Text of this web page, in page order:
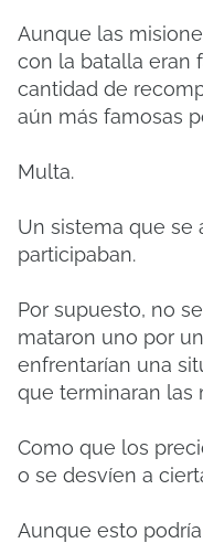
Aunque las
con la batalla eran
cantidad de
aún más famosas
Multa.
Un sistema que se
participaban.
Por supuesto, no
mataron uno por
enfrentarían una
que terminaran las
Como que los
o se desvíen a
Aunque esto